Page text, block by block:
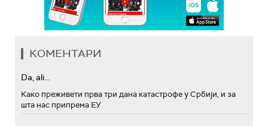
КОМЕНТАРИ
Da, ali...
Како преживети прва три дана катастрофе у Србији, и за
шта нас припрема ЕУ